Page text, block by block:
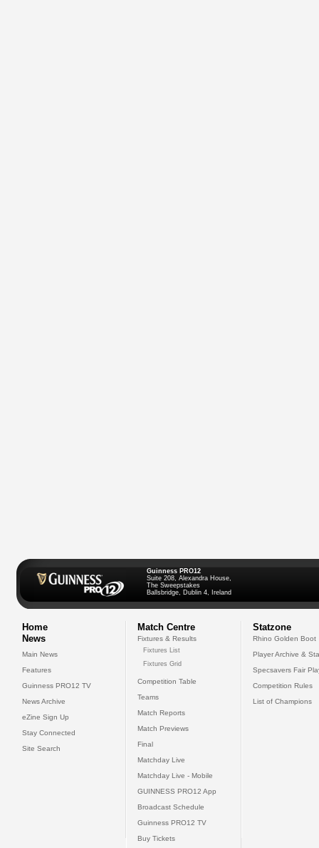
Guinness PRO12
Suite 208, Alexandra House,
The Sweepstakes
Ballsbridge, Dublin 4, Ireland
Home
News
Main News
Features
Guinness PRO12 TV
News Archive
eZine Sign Up
Stay Connected
Site Search
Match Centre
Fixtures & Results
Fixtures List
Fixtures Grid
Competition Table
Teams
Match Reports
Match Previews
Final
Matchday Live
Matchday Live - Mobile
GUINNESS PRO12 App
Broadcast Schedule
Guinness PRO12 TV
Buy Tickets
Statzone
Rhino Golden Boot
Player Archive &
Specsavers Fair
Competition Rules
List of Champions